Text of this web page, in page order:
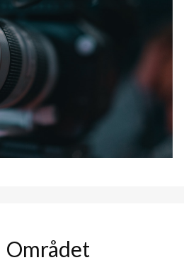
Området